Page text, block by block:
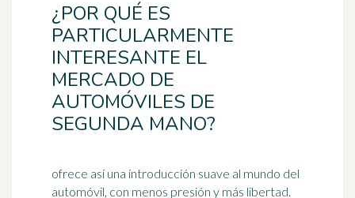
¿POR QUÉ ES
PARTICULARMENTE
INTERESANTE EL
MERCADO DE
AUTOMÓVILES DE
SEGUNDA MANO?
ofrece así una introducción suave al mundo del
automóvil, con menos presión y más libertad.